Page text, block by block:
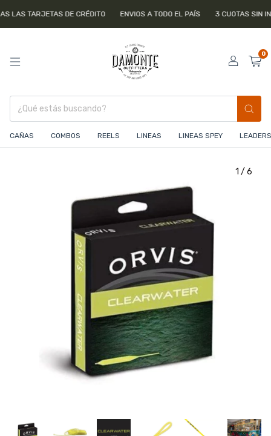
TARJETAS DE CRÉDITO ENVIOS A TODO EL PAÍS 3 CUOTAS SIN
0
CAÑAS COMBOS REELS LINEAS LINEAS SPEY
1 / 6